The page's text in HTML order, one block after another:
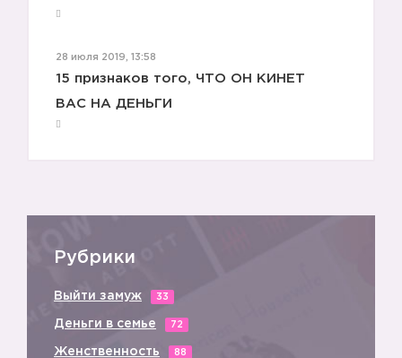
28 июля 2019, 13:58
15 признаков того, ЧТО ОН КИНЕТ
ВАС НА ДЕНЬГИ
Рубрики
Выйти замуж 33
Деньги в семье 72
Женственность 88